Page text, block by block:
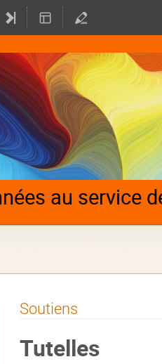
au service
Soutiens
Tutelles